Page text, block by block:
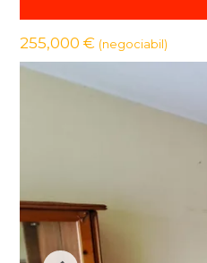
255,000 € (negociabil)